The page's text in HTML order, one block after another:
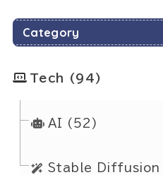
Category
Tech (94)
AI (52)
Stable Diffusion